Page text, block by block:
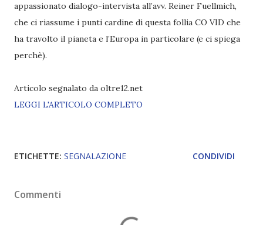
appassionato dialogo-intervista all’avv. Reiner Fuellmich,
che ci riassume i punti cardine di questa follia CO VID che
ha travolto il pianeta e l’Europa in particolare (e ci spiega
perchè).
Articolo segnalato da oltre12.net
LEGGI L'ARTICOLO COMPLETO
ETICHETTE: SEGNALAZIONE CONDIVIDI
Commenti